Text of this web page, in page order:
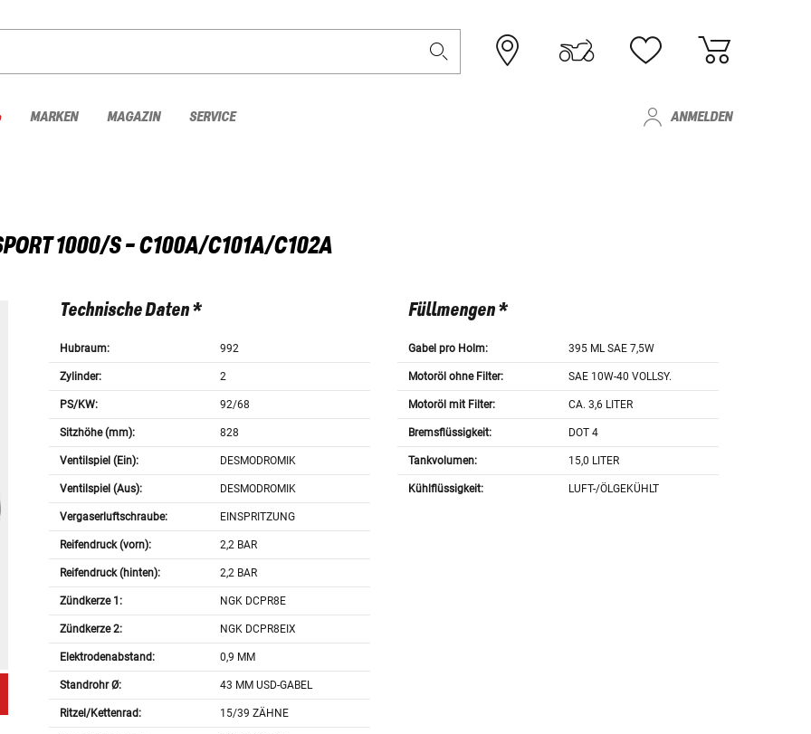
MARKEN MAGAZIN SERVICE ANMELDEN
1000/S - C100A/C101A/C102A
Technische Daten *
Hubraum: 992
Zylinder: 2
PS/KW: 92/68
Sitzhöhe (mm): 828
Ventilspiel (Ein): DESMODROMIK
Ventilspiel (Aus): DESMODROMIK
Vergaserluftschraube: EINSPRITZUNG
Reifendruck (vorn): 2,2 BAR
Reifendruck (hinten): 2,2 BAR
Zündkerze 1: NGK DCPR8E
Zündkerze 2: NGK DCPR8EIX
Elektrodenabstand: 0,9 MM
Standrohr Ø: 43 MM USD-GABEL
Ritzel/Kettenrad: 15/39 ZÄHNE
Füllmengen *
Gabel pro Holm: 395 ML SAE 7,5W
Motoröl ohne Filter: SAE 10W-40 VOLLSY.
Motoröl mit Filter: CA. 3,6 LITER
Bremsflüssigkeit: DOT 4
Tankvolumen: 15,0 LITER
Kühlflüssigkeit: LUFT-/ÖLGEKÜHLT